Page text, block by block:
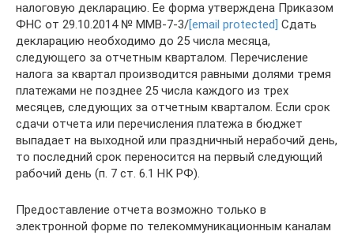
налоговую декларацию. Ее форма утверждена Приказом
ФНС от 29.10.2014 № ММВ-7-3/[email protected] Сдать
декларацию необходимо до 25 числа месяца,
следующего за отчетным кварталом. Перечисление
налога за квартал производится равными долями тремя
платежами не позднее 25 числа каждого из трех
месяцев, следующих за отчетным кварталом. Если срок
сдачи отчета или перечисления платежа в бюджет
выпадает на выходной или праздничный нерабочий день,
то последний срок переносится на первый следующий
рабочий день (п. 7 ст. 6.1 НК РФ).
Предоставление отчета возможно только в
электронной форме по телекоммуникационным каналам